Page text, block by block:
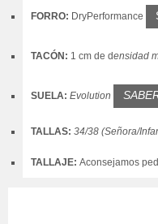
FORRO: DryPerformance
TACÓN: 1 cm de densidad
SUELA: Evolution
TALLAS: 34/38 (Señora/
TALLAJE: Aconsejamos